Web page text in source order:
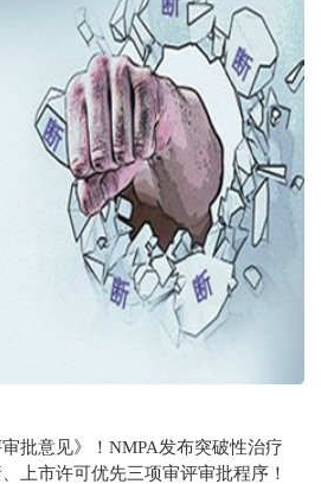
批意见》！NMPA发布突破性治疗
上市许可优先三项审评审批程序！